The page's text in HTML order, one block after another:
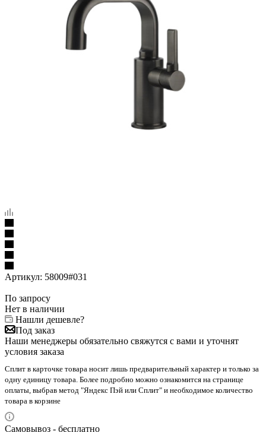
Артикул: 58009#031
По запросу
Нет в наличии
Нашли дешевле?
Под заказ
Наши менеджеры обязательно свяжутся с вами и уточнят
условия заказа
Сплит в карточке товара носит лишь предварительный характер и только за
одну единицу товара. Более подробно можно ознакомится на странице
оплаты, выбрав метод "Яндекс Пэй или Сплит" и необходимое количество
товара в корзине
Самовывоз - бесплатно